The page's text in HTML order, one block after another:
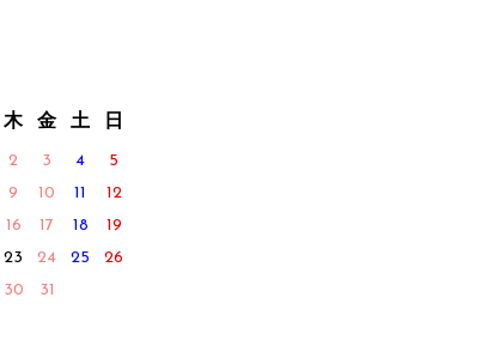
木 金 土 日
2 3 4
5
9 10 11
12
16 17 18
19
23 24 25
26
30
31